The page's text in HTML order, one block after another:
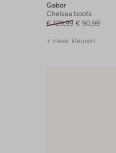
Gabor
Chelsea boots
€ 129,99 € 90,99
+ meer kleuren